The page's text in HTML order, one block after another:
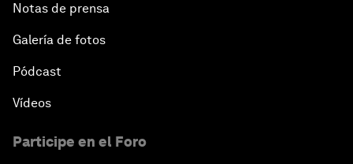
Notas de prensa
Galería de fotos
Pódcast
Vídeos
Participe en el Foro